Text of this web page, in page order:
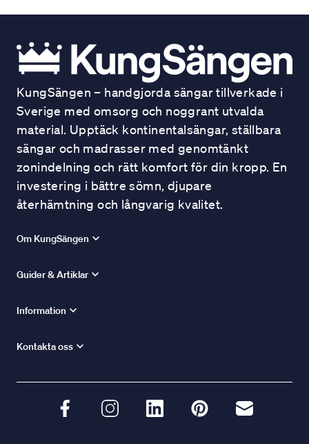
KungSängen – handgjorda sängar tillverkade i
Sverige med omsorg och noggrant utvalda
material. Upptäck kontinentalsängar, ställbara
sängar och madrasser med genomtänkt
zonindelning och rätt komfort för din kropp. En
investering i bättre sömn, djupare
återhämtning och långvarig kvalitet.
Om KungSängen
Guider & Artiklar
Information
Kontakta oss